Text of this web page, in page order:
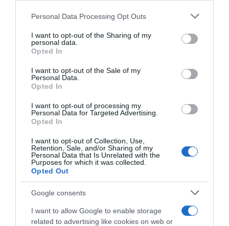
Please note that this website/app uses one or more Google
not limited to your visit or usage behaviour. You may click to
grant or deny consent to Google and its third-party tags to
use your data for below specified purposes in below Google
consent section.
Personal Data Processing Opt Outs
I want to opt-out of the Sharing of my
personal data.
Opted In
I want to opt-out of the Sale of my
Personal Data.
Opted In
I want to opt-out of processing my
Personal Data for Targeted Advertising.
Opted In
I want to opt-out of Collection, Use,
Retention, Sale, and/or Sharing of my
Personal Data that Is Unrelated with the
Purposes for which it was collected.
Opted Out
Google consents
I want to allow Google to enable storage
related to advertising like cookies on web or
Miért pont Bali?
Bódi Sylvi azt is elárulta, miért érzi magát otthon
Indonéziában, s miért tér vissza újra meg újra az ázsiai
országba.
tapasztaltam. Az emberek barátságosak, kedvesek és
segítőkészek. A finom ételek, az egyszerű élet, a
itt vettem életem első szörfóráját, ami nagyon
meghatározó élmény volt számomra – mondta.
Címkék: Bali,Bódi Sylvi, szörf,tábor,második
otthon